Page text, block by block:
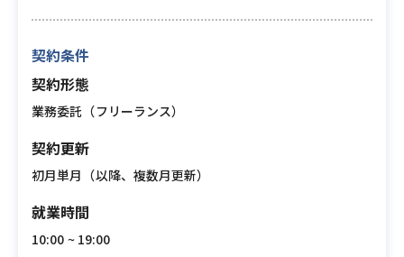
契約条件
契約形態
業務委託（フリーランス）
契約更新
初月単月（以降、複数月更新）
就業時間
10:00 ~ 19:00